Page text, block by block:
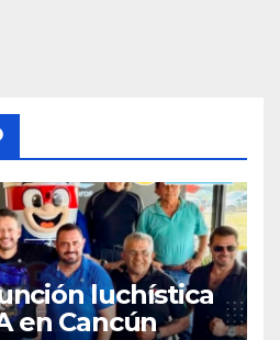
luchística
en Cancún